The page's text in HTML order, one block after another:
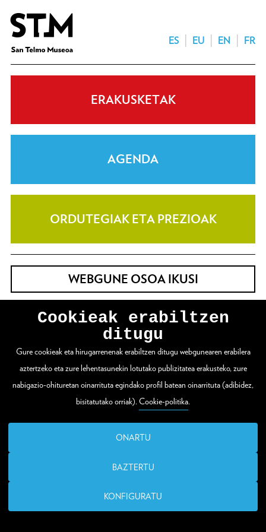
ES EU EN FR
ERAKUSKETAK
AGENDA
ORDUTEGIAK ETA PREZIOAK
WEBGUNE OSOA IKUSI
20003 Donostia / San Sebastián
T. (00 34) 943 48 15 80
santelmo@donostia.eus
Cookieak erabiltzen
ditugu
Gure cookieak eta hirugarrenenak erabiltzen ditugu webgunearen erabilera
aztertzeko eta zure lehentasunekin lotutako publizitatea erakusteko, zure
nabigazio-ohituretan oinarrituta egindako profil batean oinarrituta (adibidez,
bisitatutako orriak).Cookie-politika.
KONFIGURATU
BAZTERTU
ONARTU